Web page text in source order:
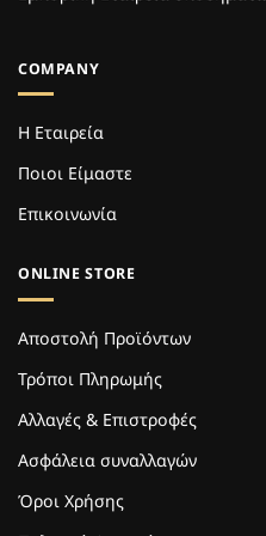
COMPANY
Η Εταιρεία
Ποιοι Είμαστε
Επικοινωνία
ONLINE STORE
Αποστολή Προϊόντων
Τρόποι Πληρωμής
Αλλαγές & Επιστροφές
Ασφάλεια συναλλαγών
Όροι Χρήσης